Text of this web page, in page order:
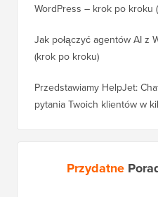
WordPress – krok po kroku
Jak połączyć agentów AI z
(krok po kroku)
Przedstawiamy HelpJet:
pytania Twoich klientów w
Przydatne